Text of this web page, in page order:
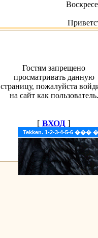
Tekken. 1-2-3-4-5-6
Гостям запрещено
просматривать данную
страницу, пожалуйста
на сайт как пользователь.
[ ВХОД ]